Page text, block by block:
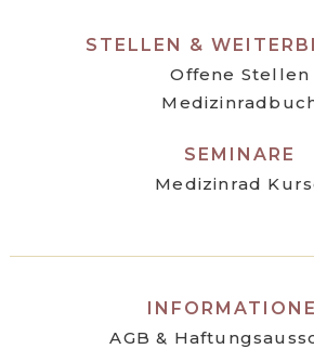
STELLEN &
Offene Stellen
SEMINARE
Medizinrad
AGB &